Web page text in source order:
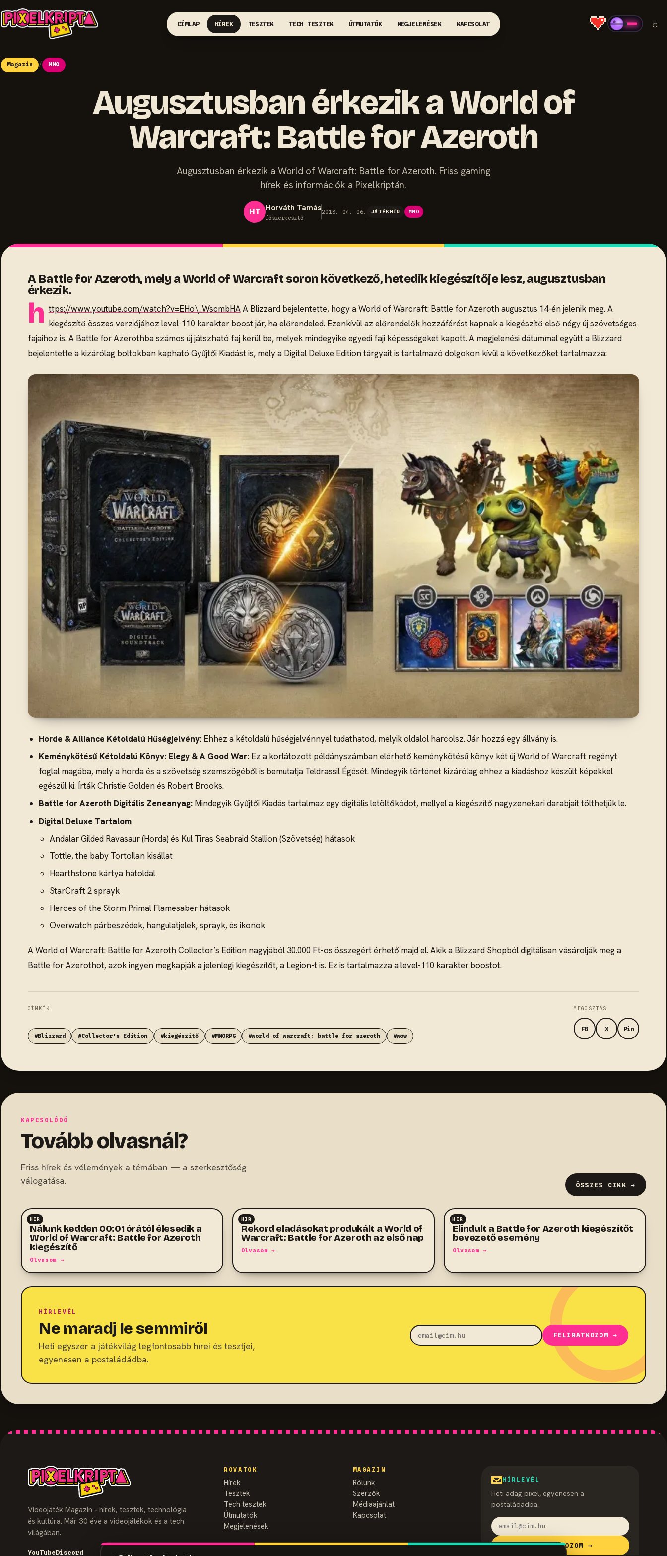
CÍMLAP HÍREK TESZTEK TECH TESZTEK ÚTMUTATÓK MEGJELENÉSEK KAPCSOLAT ⌕
Magazin / MMO
Augusztusban érkezik a World of
Warcraft: Battle for Azeroth
Augusztusban érkezik a World of Warcraft: Battle for Azeroth. Friss gaming
hírek és információk a Pixelkriptán.
HT Horváth Tamás
főszerkesztő
2018. 04. 06. JÁTÉKHÍR MMO
A Battle for Azeroth, mely a World of Warcraft soron következő, hetedik kiegészítője lesz, augusztusban
érkezik.
h ttps://www.youtube.com/watch?v=EHo\_WscmbHAA Blizzard bejelentette, hogy a World of Warcraft: Battle for Azeroth augusztus 14-én jelenik meg. A
kiegészítő összes verziójához level-110 karakter boost jár, ha előrendeled. Ezenkívül az előrendelők hozzáférést kapnak a kiegészítő első négy új szövetséges
fajaihoz is. A Battle for Azerothba számos új játszható faj kerül be, melyek mindegyike egyedi faji képességeket kapott. A megjelenési dátummal együtt a Blizzard
bejelentette a kizárólag boltokban kapható Gyűjtői Kiadást is, mely a Digital Deluxe Edition tárgyait is tartalmazó dolgokon kívül a következőket tartalmazza:
Horde & Alliance Kétoldalú Hűségjelvény:Ehhez a kétoldalú hűségjelvénnyel tudathatod, melyik oldalol harcolsz. Jár hozzá egy állvány is.
Keménykötésű Kétoldalú Könyv: Elegy & A Good War:Ez a korlátozott példányszámban elérhető keménykötésű könyv két új World of Warcraft regényt
foglal magába, mely a horda és a szövetség szemszögéből is bemutatja Teldrassil Égését. Mindegyik történet kizárólag ehhez a kiadáshoz készült képekkel
egészül ki. Írták Christie Golden és Robert Brooks.
Battle for Azeroth Digitális Zeneanyag:Mindegyik Gyűjtői Kiadás tartalmaz egy digitális letöltőkódot, mellyel a kiegészítő nagyzenekari darabjait tölthetjük le.
Digital Deluxe Tartalom
Andalar Gilded Ravasaur (Horda) és Kul Tiras Seabraid Stallion (Szövetség) hátasok
Tottle, the baby Tortollan kisállat
Hearthstone kártya hátoldal
StarCraft 2 sprayk
Heroes of the Storm Primal Flamesaber hátasok
Overwatch párbeszédek, hangulatjelek, sprayk, és ikonok
A World of Warcraft: Battle for Azeroth Collector’s Edition nagyjából 30.000 Ft-os összegért érhető majd el. Akik a Blizzard Shopból digitálisan vásárolják meg a
Battle for Azerothot, azok ingyen megkapják a jelenlegi kiegészítőt, a Legion-t is. Ez is tartalmazza a level-110 karakter boostot.
CÍMKÉK
#Blizzard #Collector's Edition #kiegészítő #MMORPG #world of warcraft: battle for azeroth #wow
MEGOSZTÁS
FB X Pin
KAPCSOLÓDÓ
Tovább olvasnál?
Friss hírek és vélemények a témában — a szerkesztőség
válogatása.
ÖSSZES CIKK →
HÍR
MMO
Nálunk kedden 00:01 órától élesedik a
World of Warcraft: Battle for Azeroth
kiegészítő
Olvasom →
HÍR
MMO
Rekord eladásokat produkált a World of
Warcraft: Battle for Azeroth az első nap
Olvasom →
HÍR
MMO
Elindult a Battle for Azeroth kiegészítőt
bevezető esemény
Olvasom →
HÍRLEVÉL
Ne maradj le semmiről
Heti egyszer a játékvilág legfontosabb hírei és tesztjei,
egyenesen a postaládádba.
FELIRATKOZOM →
Videojáték Magazin - hírek, tesztek, technológia
és kultúra. Már 30 éve a videojátékok és a tech
világában.
YouTubeDiscord
ROVATOK
Hírek
Tesztek
Tech tesztek
Útmutatók
Megjelenések
MAGAZIN
Rólunk
Szerzők
Médiaajánlat
Kapcsolat
HÍRLEVÉL
Heti adag pixel, egyenesen a
postaládádba.
FELIRATKOZOM →